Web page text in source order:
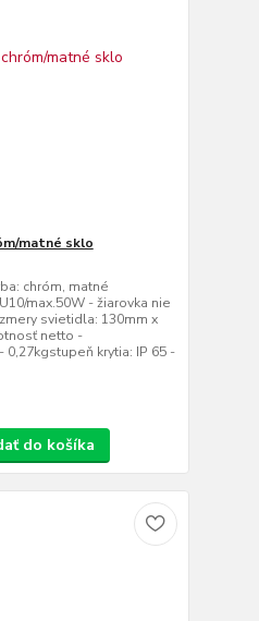
matné sklo
chróm, matné
max.50W - žiarovka nie
svietidla: 130mm x
netto -
krytia: IP 65 -
do košíka